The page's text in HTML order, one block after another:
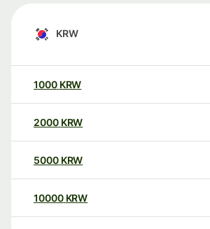
KRW
1000 KRW
2000 KRW
5000 KRW
10000 KRW